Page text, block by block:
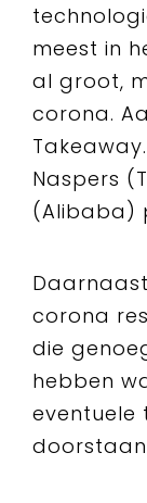
meest in
al groot,
corona.
Naspers
(Alibaba)
corona
die
hebben